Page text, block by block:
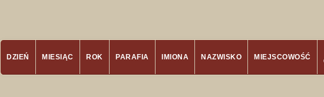
DZIEŃ MIESIĄC ROK PARAFIA IMIONA NAZWISKO MIEJSCOWOŚĆ